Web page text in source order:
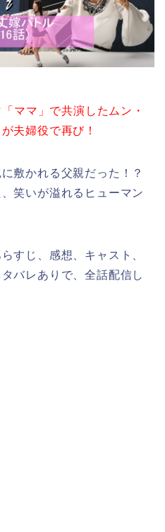
ママ」で共演したムン・
夫婦役で再び！
敷かれる父親だった！？
笑いが溢れるヒューマン
すじ、感想、キャスト、
バレありで、全話配信し